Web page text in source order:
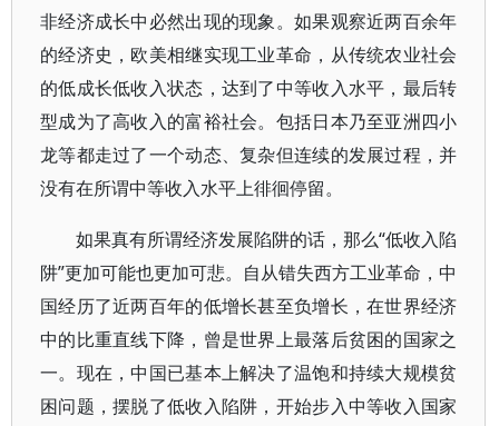
非经济成长中必然出现的现象。如果观察近两百余年
的经济史，欧美相继实现工业革命，从传统农业社会
的低成长低收入状态，达到了中等收入水平，最后转
型成为了高收入的富裕社会。包括日本乃至亚洲四小
龙等都走过了一个动态、复杂但连续的发展过程，并
没有在所谓中等收入水平上徘徊停留。
如果真有所谓经济发展陷阱的话，那么“低收入陷
阱”更加可能也更加可悲。自从错失西方工业革命，中
国经历了近两百年的低增长甚至负增长，在世界经济
中的比重直线下降，曾是世界上最落后贫困的国家之
一。现在，中国已基本上解决了温饱和持续大规模贫
困问题，摆脱了低收入陷阱，开始步入中等收入国家